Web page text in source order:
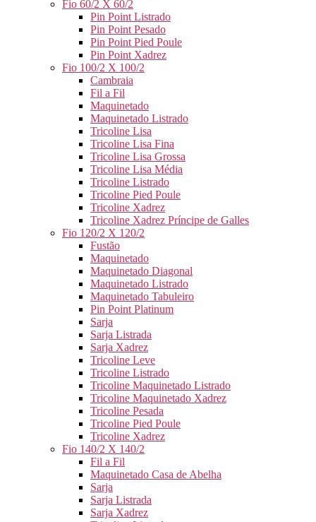
Fio 60/2 X 60/2
Pin Point Listrado
Pin Point Pesado
Pin Point Pied Poule
Pin Point Xadrez
Fio 100/2 X 100/2
Cambraia
Fil a Fil
Maquinetado
Maquinetado Listrado
Tricoline Lisa
Tricoline Lisa Fina
Tricoline Lisa Grossa
Tricoline Lisa Média
Tricoline Listrado
Tricoline Pied Poule
Tricoline Xadrez
Tricoline Xadrez Príncipe de Galles
Fio 120/2 X 120/2
Fustão
Maquinetado
Maquinetado Diagonal
Maquinetado Listrado
Maquinetado Tabuleiro
Pin Point Platinum
Sarja
Sarja Listrada
Sarja Xadrez
Tricoline Leve
Tricoline Listrado
Tricoline Maquinetado Listrado
Tricoline Maquinetado Xadrez
Tricoline Pesada
Tricoline Pied Poule
Tricoline Xadrez
Fio 140/2 X 140/2
Fil a Fil
Maquinetado Casa de Abelha
Sarja
Sarja Listrada
Sarja Xadrez